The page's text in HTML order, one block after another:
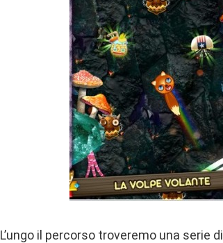
L’ungo il percorso troveremo una serie di